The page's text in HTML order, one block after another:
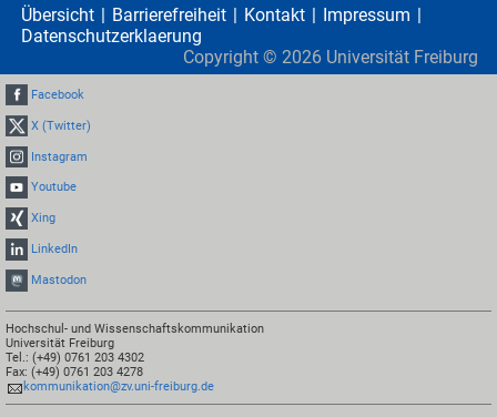
Übersicht Barrierefreiheit Kontakt
Impressum
Datenschutzerklaerung
Copyright © 2026 Universität Freiburg
Facebook
X (Twitter)
Instagram
Youtube
Xing
LinkedIn
Mastodon
Hochschul- und Wissenschaftskommunikation
Universität Freiburg
Tel.: (+49) 0761 203 4302
Fax: (+49) 0761 203 4278
kommunikation@zv.uni-freiburg.de